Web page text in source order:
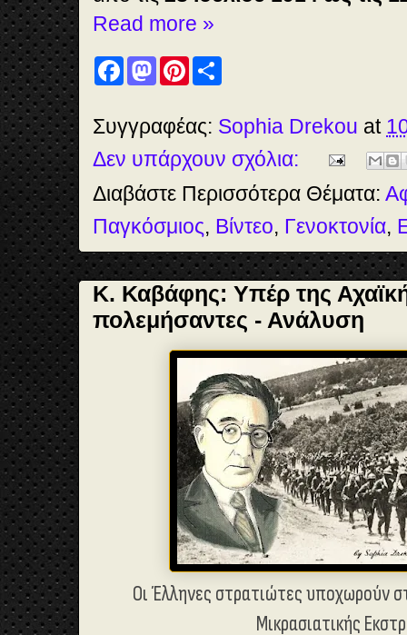
Read more »
F
a
b
o
o
k
M
a
o
d
o
n
P
e
r
e
s
e
Συγγραφέας: Sophia Drekou at
Δεν υπάρχουν σχόλια:
Διαβάστε Περισσότερα Θέματα:
Παγκόσμιος, Βίντεο, Γενοκτονία,
Κ. Καβάφης: Υπέρ της
πολεμήσαντες - Ανάλυση
Οι Έλληνες στρατιώτες υποχωρούν
Μικρασιατικής